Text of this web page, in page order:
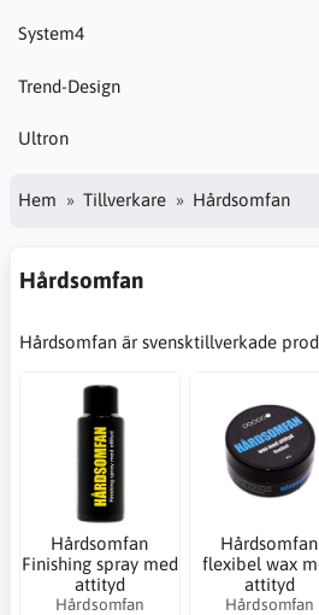
System4
Trend-Design
Ultron
Hem Tillverkare Hårdsomfan
Hårdsomfan
Hårdsomfan är svensktillverkade
Hårdsomfan
Finishing spray med
attityd
Hårdsomfan
Hårdsomfan
flexibel wax
attityd
Hårdsomfan